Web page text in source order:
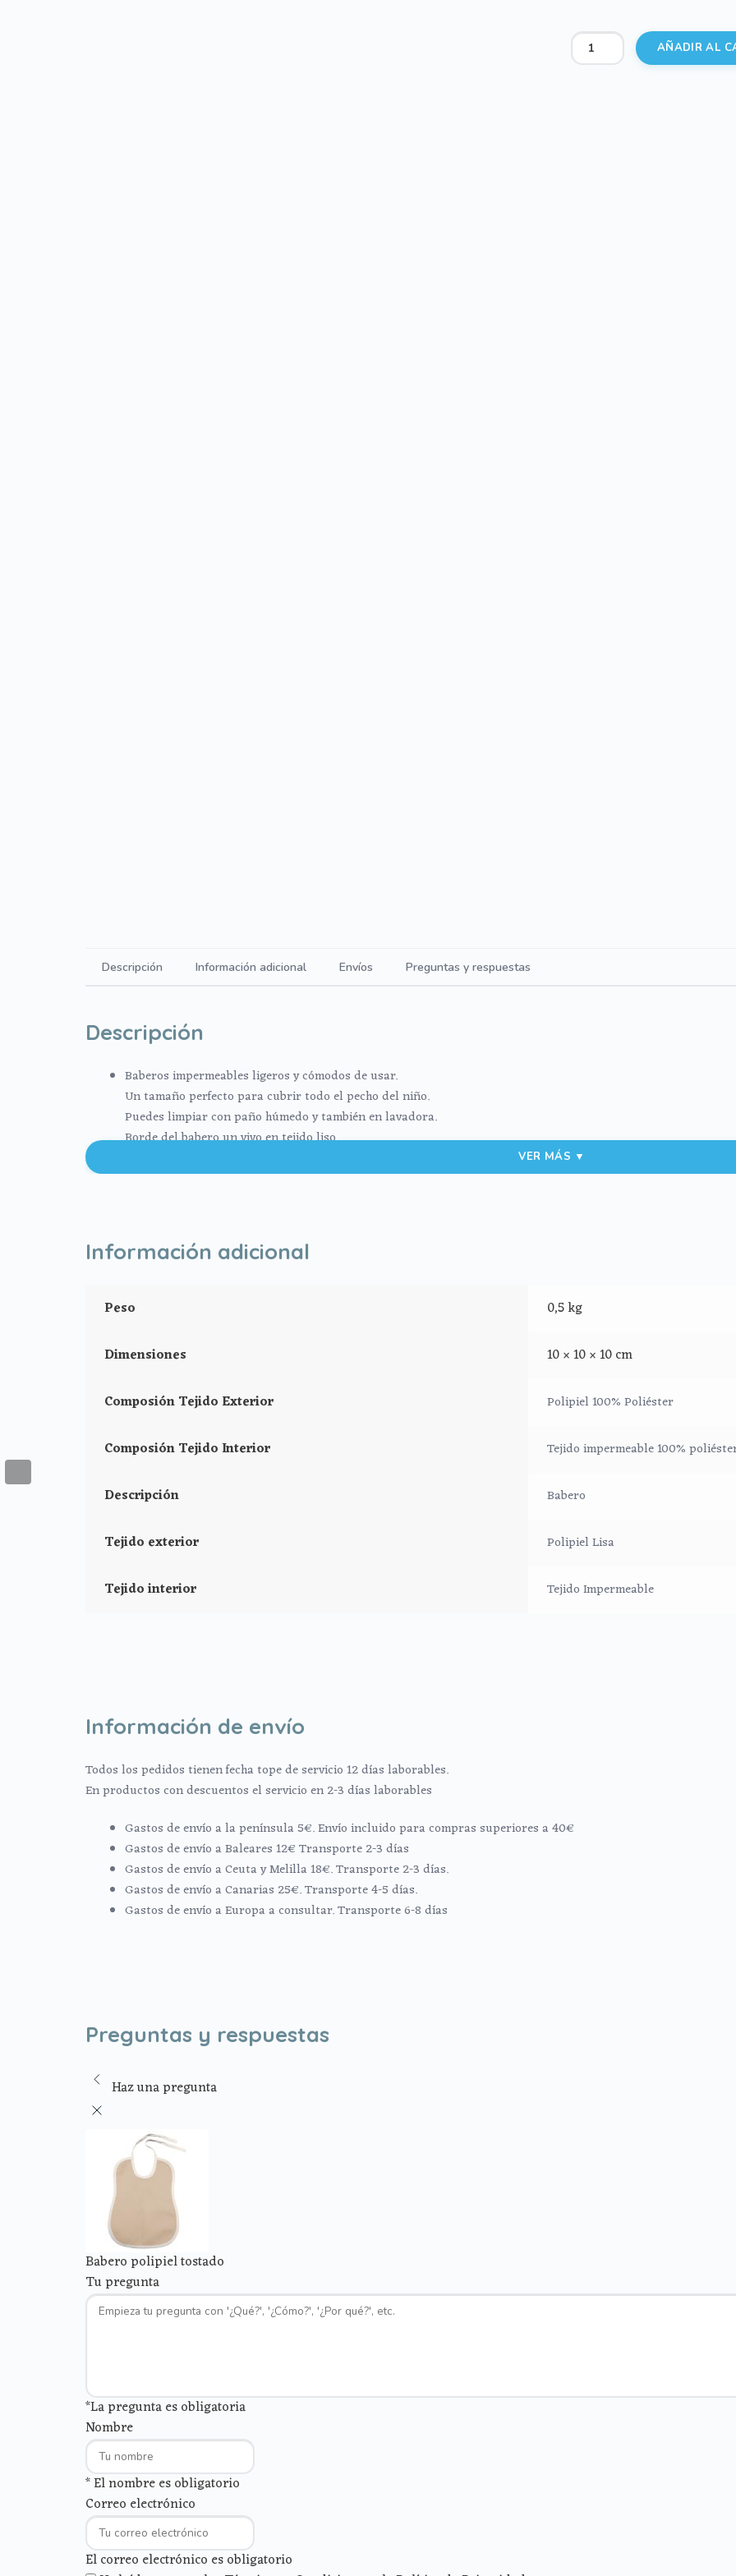
Babero
polipiel
AÑADIR AL
Descripción Información adicional Envíos Preguntas y respuestas
Descripción
Baberos impermeables ligeros y cómodos de usar.
Un tamaño perfecto para cubrir todo el pecho del niño.
Puedes limpiar con paño húmedo y también en lavadora.
Borde del babero un vivo en tejido liso
Medidas: largo 38cm x ancho 29cm
No usar lejía
No lavar en seco
r
VER MÁS ▼
Información adicional
Peso 0,5 kg
Dimensiones 10 × 10 × 10 cm
Composión Tejido Exterior Polipiel 100% Poliéster
Composión Tejido Interior Tejido impermeable 100%
Descripción Babero
Tejido exterior Polipiel Lisa
Tejido interior Tejido Impermeable
Información de envío
Todos los pedidos tienen fecha tope de servicio 12 días laborables.
En productos con descuentos el servicio en 2-3 días laborables
Gastos de envío a la península 5€. Envío incluido para compras superiores a 40€
Gastos de envío a Baleares 12€ Transporte 2-3 días
Gastos de envío a Ceuta y Melilla 18€. Transporte 2-3 días.
Gastos de envío a Canarias 25€. Transporte 4-5 días.
Gastos de envío a Europa a consultar. Transporte 6-8 días
Preguntas y respuestas
Haz una pregunta
Babero polipiel tostado
Tu pregunta
*La pregunta es obligatoria
Nombre
* El nombre es obligatorio
Correo electrónico
El correo electrónico es obligatorio